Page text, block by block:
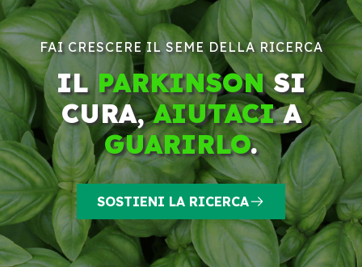
FAI CRESCERE IL SEME DELLA RICERCA
ILPARKINSONSI
CURA,AIUTACIA
GUARIRLO.
SOSTIENI LA RICERCA